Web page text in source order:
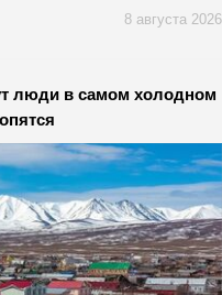
8 августа 2026
люди в самом холодном